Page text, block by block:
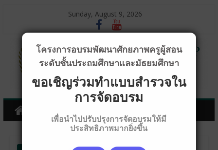
Sunday, August 9, 2026
โครงการอบรมพัฒนาศักยภาพครูผู้สอน
ระดับชั้นประถมศึกษาและมัธยมศึกษา
ขอเชิญร่วมทำแบบสำรวจใน
การจัดอบรม
เพื่อนำไปปรับปรุงการจัดอบรมให้มี
ประสิทธิภาพมากยิ่งขึ้น